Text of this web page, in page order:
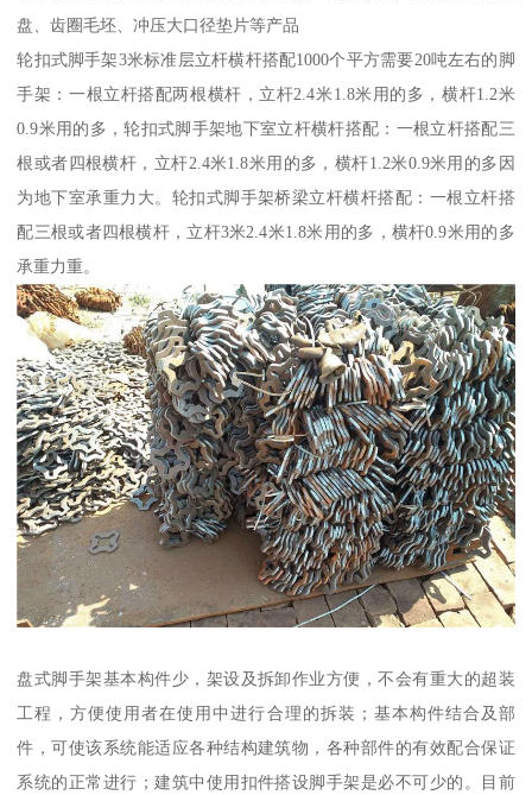
盘、齿圈毛坯、冲压大口径垫片等产品
轮扣式脚手架3米标准层立杆横杆搭配1000个平方需要20吨左右的脚
手架：一根立杆搭配两根横杆，立杆2.4米1.8米用的多，横杆1.2米
0.9米用的多，轮扣式脚手架地下室立杆横杆搭配：一根立杆搭配三
根或者四根横杆，立杆2.4米1.8米用的多，横杆1.2米0.9米用的多因
为地下室承重力大。轮扣式脚手架桥梁立杆横杆搭配：一根立杆搭
配三根或者四根横杆，立杆3米2.4米1.8米用的多，横杆0.9米用的多
承重力重。
盘式脚手架基本构件少，架设及拆卸作业方便，不会有重大的超装
工程，方便使用者在使用中进行合理的拆装；基本构件结合及部
件，可使该系统能适应各种结构建筑物，各种部件的有效配合保证
系统的正常进行；建筑中使用扣件搭设脚手架是必不可少的。目前